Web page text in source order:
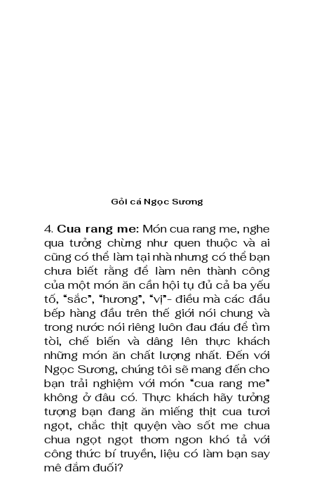
Gỏi cá Ngọc Sương
4. Cua rang me: Món cua rang me, nghe
qua tưởng chừng như quen thuộc và ai
cũng có thể làm tại nhà nhưng có thể bạn
chưa biết rằng để làm nên thành công
của một món ăn cần hội tụ đủ cả ba yếu
tố, “sắc”, “hương”, “vị”- điều mà các đầu
bếp hàng đầu trên thế giới nói chung và
trong nước nói riêng luôn đau đáu để tìm
tòi, chế biến và dâng lên thực khách
những món ăn chất lượng nhất. Đến với
Ngọc Sương, chúng tôi sẽ mang đến cho
bạn trải nghiệm với món “cua rang me”
không ở đâu có. Thực khách hãy tưởng
tượng bạn đang ăn miếng thịt cua tươi
ngọt, chắc thịt quyện vào sốt me chua
chua ngọt ngọt thơm ngon khó tả với
công thức bí truyền, liệu có làm bạn say
mê đắm đuối?